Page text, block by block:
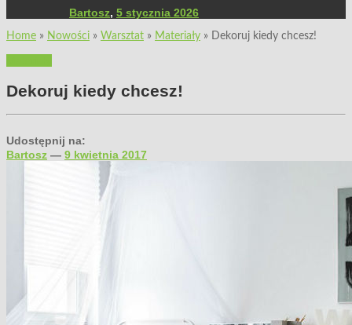
Bartosz, 5 stycznia 2026
Home » Nowości » Warsztat » Materiały » Dekoruj kiedy chcesz!
Dekoruj kiedy chcesz!
Udostępnij na:
Bartosz — 9 kwietnia 2017